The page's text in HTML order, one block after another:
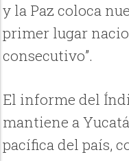
y la Paz coloca
primer lugar
consecutivo”.
El informe del
mantiene a
pacífica del país,